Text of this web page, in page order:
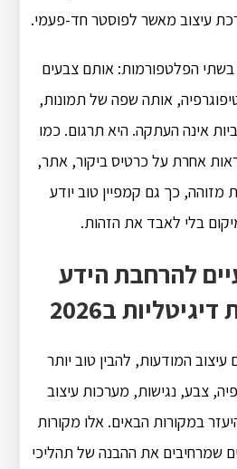
עיצוב מאשר לפוסטר חד-פעמי.
בשתי הפלטפורמות: אותם צבעים
אותה שפה של תמונות,
אינה העתקה. היא תרגום. כמו
אחרת על כרטיס ביקור, אתר,
מזוהה, כך גם קמפיין טוב יודע
בלי לאבד את הזהות.
להרחבת הידע
ב2026
המודעות, להבין טוב יותר
צבע, נגישות, מערכות עיצוב
במקורות הבאים. אלו מקורות
שמרחיבים את ההבנה של תהליכי